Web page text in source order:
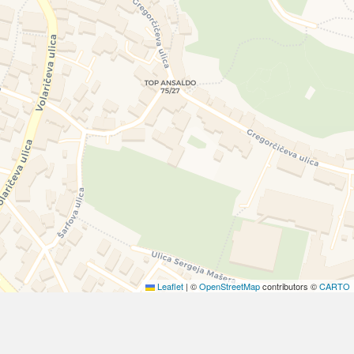
Leaflet | ©OpenStreetMapcontributors ©CARTO